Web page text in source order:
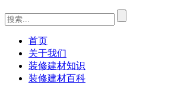
首页
关于我们
装修建材知识
装修建材百科